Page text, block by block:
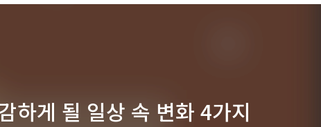
하게 될 일상 속 변화 4가지